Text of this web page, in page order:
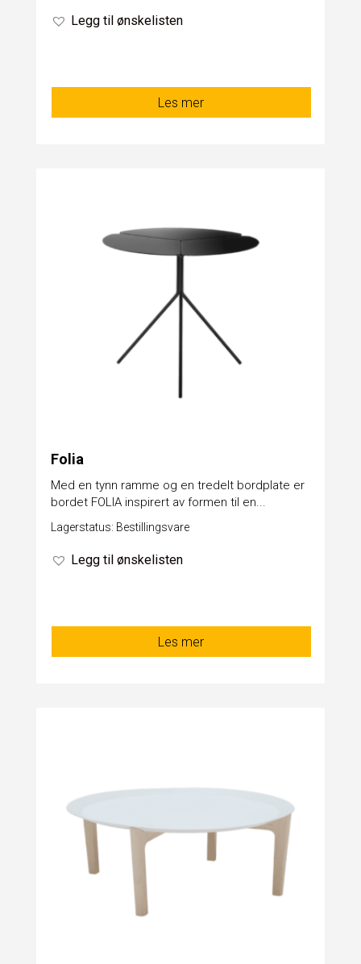
Legg til ønskelisten
Les mer
Folia
Med en tynn ramme og en tredelt bordplate er
bordet FOLIA inspirert av formen til en...
Lagerstatus: Bestillingsvare
Legg til ønskelisten
Les mer